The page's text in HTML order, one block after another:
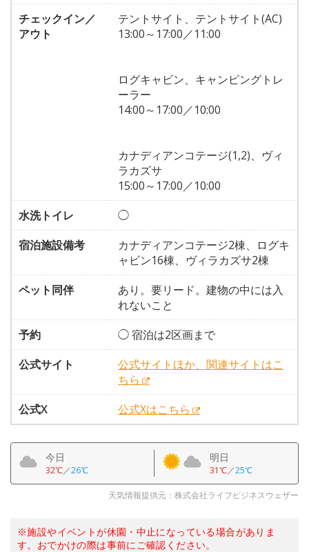
チェックイン／
アウト
テントサイト、テントサイト(AC)
13:00～17:00／11:00
ログキャビン、キャンピングトレ
ーラー
14:00～17:00／10:00
カナディアンコテージ(1,2)、ヴィ
ラカズサ
15:00～17:00／10:00
水洗トイレ
◯
宿泊施設備考
カナディアンコテージ2棟、ログキ
ャビン16棟、ヴィラカズサ2棟
ペット同伴
あり。要リード。建物の中には入
れないこと
予約
◯ 宿泊は2区画まで
公式サイト
公式サイトほか、関連サイトはこ
ちら
公式X
公式Xはこちら
今日
32℃／26℃
明日
31℃／25℃
天気情報提供元：株式会社ライフビジネスウェザー
※施設やイベントが休園・中止になっている場合がありま
す。おでかけの際は事前にご確認ください。